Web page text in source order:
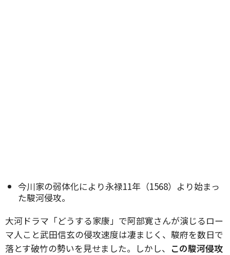
今川家の弱体化により永禄11年（1568）より始まっ
た駿河侵攻。
大河ドラマ「どうする家康」で阿部寛さんが演じるロー
マ人こと武田信玄の侵攻速度は凄まじく、駿府を数日で
落とす破竹の勢いを見せました。しかし、 この駿河侵攻